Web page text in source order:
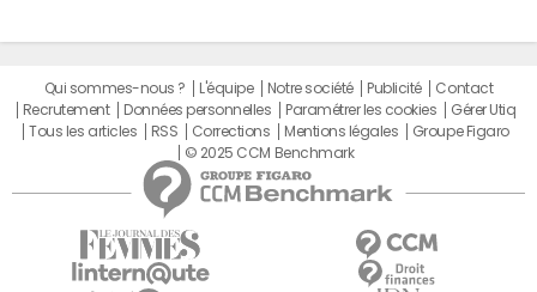
Qui sommes-nous ? L'équipe Notre société Publicité
Contact
Recrutement
Données personnelles Paramétrer les cookies
Gérer Utiq
Tous les articles
RSS Corrections Mentions légales
Groupe Figaro
© 2025 CCM Benchmark